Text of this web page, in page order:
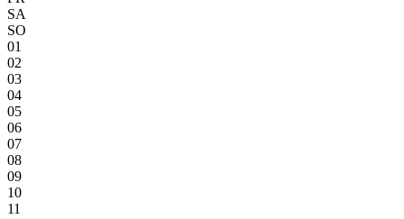
SA
SO
01
02
03
04
05
06
07
08
09
10
11